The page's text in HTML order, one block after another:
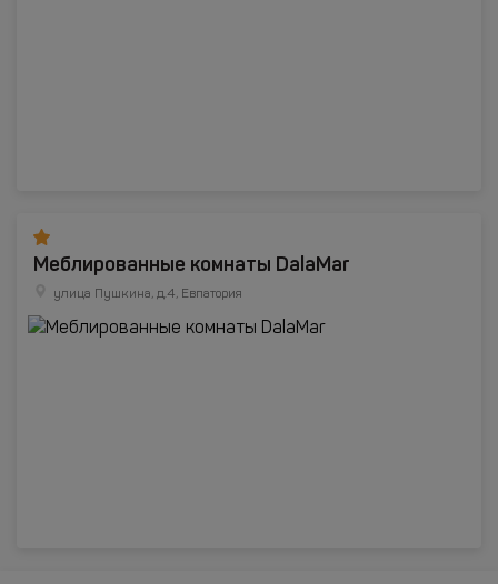
Меблированные комнаты DalaMar
улица Пушкина, д.4, Евпатория